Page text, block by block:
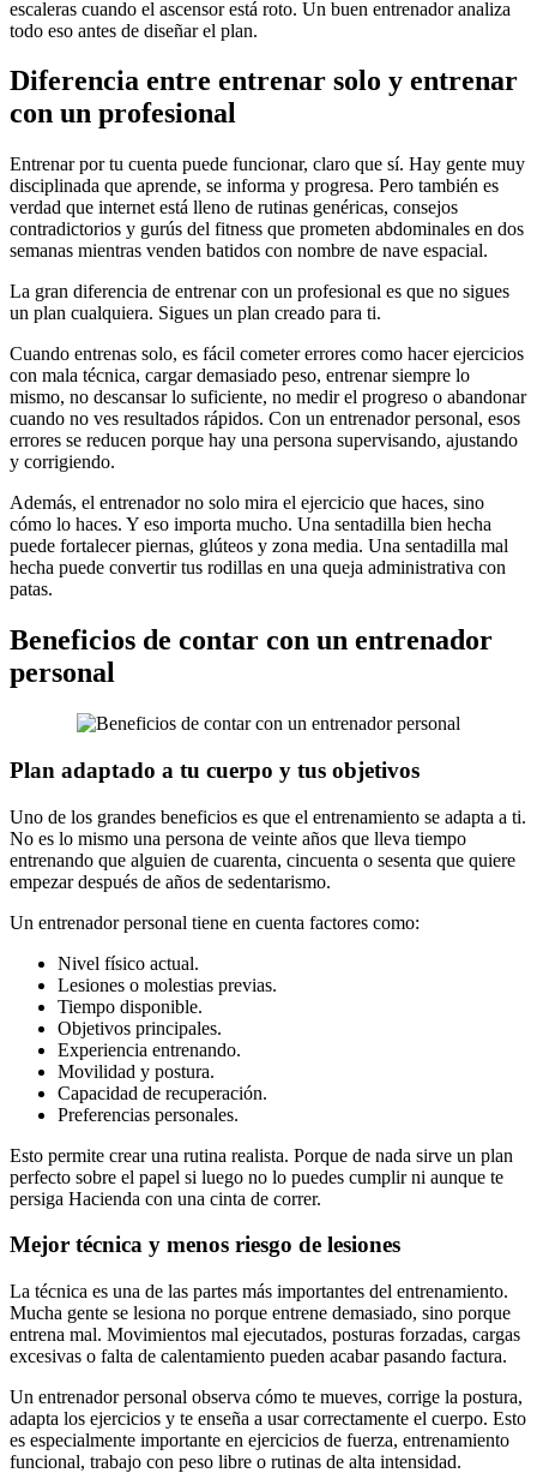
escaleras cuando el ascensor está roto. Un buen entrenador analiza
todo eso antes de diseñar el plan.
Diferencia entre entrenar solo y entrenar
con un profesional
Entrenar por tu cuenta puede funcionar, claro que sí. Hay gente muy
disciplinada que aprende, se informa y progresa. Pero también es
verdad que internet está lleno de rutinas genéricas, consejos
contradictorios y gurús del fitness que prometen abdominales en dos
semanas mientras venden batidos con nombre de nave espacial.
La gran diferencia de entrenar con un profesional es que no sigues
un plan cualquiera. Sigues un plan creado para ti.
Cuando entrenas solo, es fácil cometer errores como hacer ejercicios
con mala técnica, cargar demasiado peso, entrenar siempre lo
mismo, no descansar lo suficiente, no medir el progreso o abandonar
cuando no ves resultados rápidos. Con un entrenador personal, esos
errores se reducen porque hay una persona supervisando, ajustando
y corrigiendo.
Además, el entrenador no solo mira el ejercicio que haces, sino
cómo lo haces. Y eso importa mucho. Una sentadilla bien hecha
puede fortalecer piernas, glúteos y zona media. Una sentadilla mal
hecha puede convertir tus rodillas en una queja administrativa con
patas.
Beneficios de contar con un entrenador
personal
Plan adaptado a tu cuerpo y tus objetivos
Uno de los grandes beneficios es que el entrenamiento se adapta a ti.
No es lo mismo una persona de veinte años que lleva tiempo
entrenando que alguien de cuarenta, cincuenta o sesenta que quiere
empezar después de años de sedentarismo.
Un entrenador personal tiene en cuenta factores como:
Nivel físico actual.
Lesiones o molestias previas.
Tiempo disponible.
Objetivos principales.
Experiencia entrenando.
Movilidad y postura.
Capacidad de recuperación.
Preferencias personales.
Esto permite crear una rutina realista. Porque de nada sirve un plan
perfecto sobre el papel si luego no lo puedes cumplir ni aunque te
persiga Hacienda con una cinta de correr.
Mejor técnica y menos riesgo de lesiones
La técnica es una de las partes más importantes del entrenamiento.
Mucha gente se lesiona no porque entrene demasiado, sino porque
entrena mal. Movimientos mal ejecutados, posturas forzadas, cargas
excesivas o falta de calentamiento pueden acabar pasando factura.
Un entrenador personal observa cómo te mueves, corrige la postura,
adapta los ejercicios y te enseña a usar correctamente el cuerpo. Esto
es especialmente importante en ejercicios de fuerza, entrenamiento
funcional, trabajo con peso libre o rutinas de alta intensidad.